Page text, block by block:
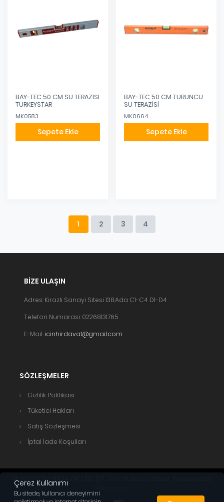
Çerez Kullanımı
Bu sitede, kullanıcı deneyimini
BAY-TEC 50 CM SU TERAZİSİ
TURKEYSTAR
MK0583
Sepete Ekle
BAY-TEC 50 CM TURUNCU
SU TERAZİSİ
MK0664
Sepete Ekle
1 2 3 4
BIZE ULAŞIN
Adres: Kirazlı Sanayi Sitesi 138.Ada C1-C4 D1-D4
Telefon Numarası: 02268131765
E-Mail: icinhirdavat@gmail.com
SÖZLEŞMELER
Gizlilik Politikası
Tüketici Hakları
Satış Sözleşmesi
İptal İade Koşulları
© 2026 İÇİN HIRDAVAT LTD. ŞTİ.. Tüm hakları saklıdır. Powered by